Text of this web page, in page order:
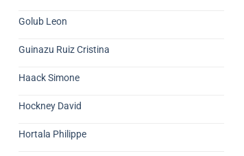
Golub Leon
Guinazu Ruiz Cristina
Haack Simone
Hockney David
Hortala Philippe